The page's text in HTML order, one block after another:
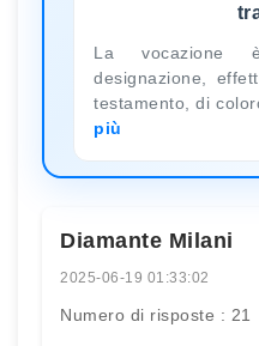
La
designazione,
testamento, di
più
Diamante Milani
2025-06-19 01:33:02
Numero di risposte : 21